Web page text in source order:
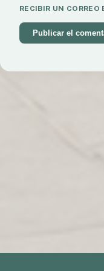
RECIBIR UN